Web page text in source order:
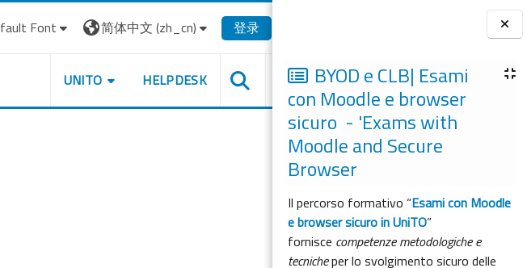
版块BYOD e CLB| Esami
con Moodle e browser
sicuro - 'Exams with
Moodle and Secure
Browser
Il percorso formativo “Esami con Moodle
e browser sicuro in UniTO”
fornisce competenze metodologiche e
tecnicheper lo svolgimento sicuro delle
Font 简体中文 ‎(zh_cn)‎ 登录
UNITO HELPDESK